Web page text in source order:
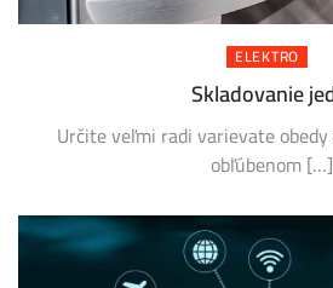
ELEKTRO
Skladovanie
Určite veľmi radi varievate
obľúbenom […]